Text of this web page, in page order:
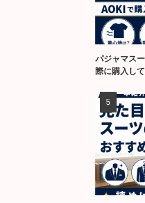
パジャマス
際に購入し